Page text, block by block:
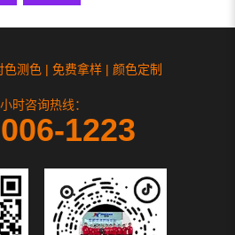
测色 | 免费拿样 | 颜色定制
时咨询热线：
1223